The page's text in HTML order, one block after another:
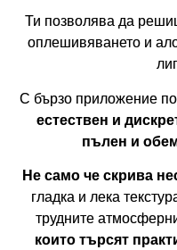
Ти позволява да
оплешивяването и
С бързо приложение
естествен и
пълен и
Не само че скрива
гладка и лека
трудните
които търсят